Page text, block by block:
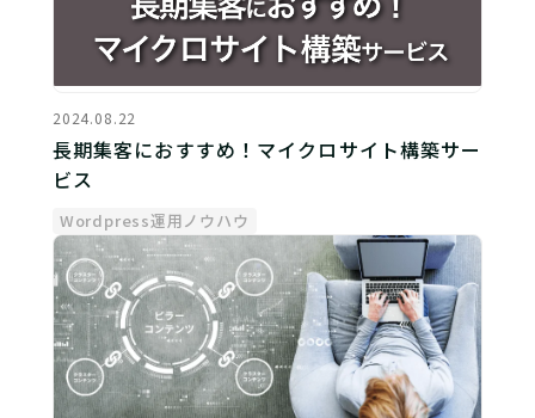
2024.08.22
長期集客におすすめ！マイクロサイト構築サー
ビス
Wordpress運用ノウハウ